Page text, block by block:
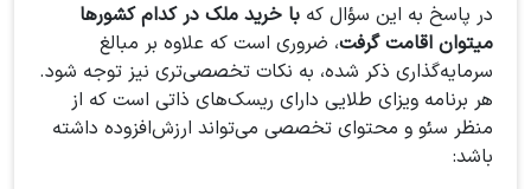
در پاسخ به این سؤال که با خرید ملک در کدام کشورها
میتوان اقامت گرفت، ضروری است که علاوه بر مبالغ
سرمایه‌گذاری ذکر شده، به نکات تخصصی‌تری نیز توجه شود.
هر برنامه ویزای طلایی دارای ریسک‌های ذاتی است که از
منظر سئو و محتوای تخصصی می‌تواند ارزش‌افزوده داشته
باشد: